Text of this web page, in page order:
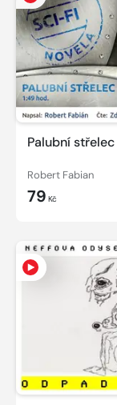
Palubní střelec
Robert Fabian
79 Kč